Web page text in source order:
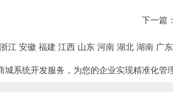
下一篇：
浙江 安徽 福建 江西 山东 河南 湖北 湖南 广东
系统开发服务，为您的企业实现精准化管